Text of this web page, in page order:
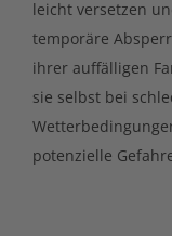
leicht versetzen
temporäre
ihrer auffälligen
sie selbst bei
potenzielle